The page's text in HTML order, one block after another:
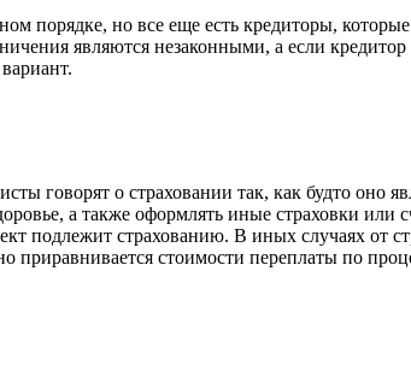
порядке, но все еще есть кредиторы,
являются незаконными, а если
говорят о страховании так, как будто оно
а также оформлять иные страховки
подлежит страхованию. В иных случаях от
приравнивается стоимости переплаты по